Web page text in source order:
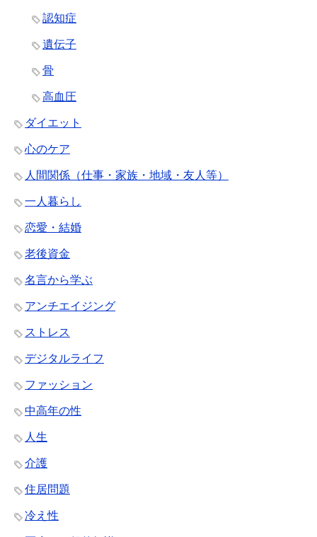
認知症
遺伝子
骨
高血圧
ダイエット
心のケア
人間関係（仕事・家族・地域・友人等）
一人暮らし
恋愛・結婚
老後資金
名言から学ぶ
アンチエイジング
ストレス
デジタルライフ
ファッション
中高年の性
人生
介護
住居問題
冷え性